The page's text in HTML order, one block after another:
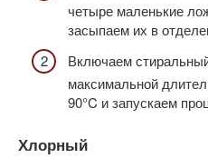
четыре маленькие
засыпаем их в
Включаем
максимальной
90°C и запускаем
Хлорный